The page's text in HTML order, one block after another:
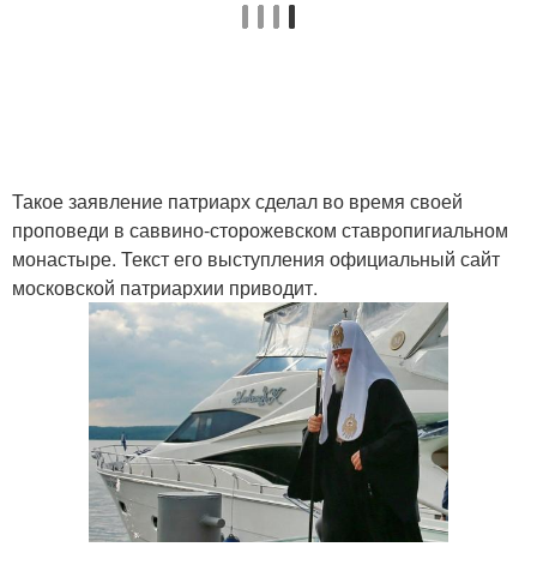
Такое заявление патриарх сделал во время своей
проповеди в саввино-сторожевском ставропигиальном
монастыре. Текст его выступления официальный сайт
московской патриархии приводит.